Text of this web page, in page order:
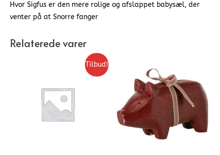
Hvor Sigfus er den mere rolige og afslappet babysæl, der
venter på at Snorre fanger
Relaterede varer
Tilbud!